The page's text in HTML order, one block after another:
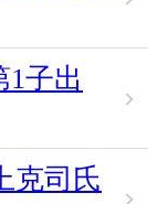
子出
克司氏